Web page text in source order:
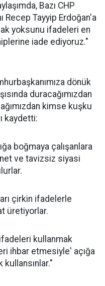
Bazı CHP
Recep Tayyip Erdoğan'a
yoksunu ifadeleri en
iade ediyoruz."
dönük
duracağımızdan
kimse kuşku
kaydetti:
boğmaya çalışanlara
ve tavizsiz siyasi
çirkin ifadelerle
üretiyorlar.
kullanmak
ihbar etmesiyle' açığa